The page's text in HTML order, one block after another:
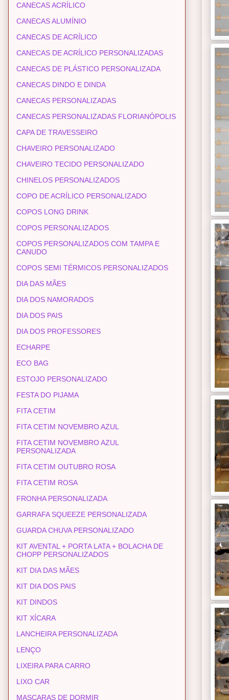
CANECAS ACRÍLICO
CANECAS ALUMÍNIO
CANECAS DE ACRÍLICO
CANECAS DE ACRÍLICO PERSONALIZADAS
CANECAS DE PLÁSTICO PERSONALIZADA
CANECAS DINDO E DINDA
CANECAS PERSONALIZADAS
CANECAS PERSONALIZADAS FLORIANÓPOLIS
CAPA DE TRAVESSEIRO
CHAVEIRO PERSONALIZADO
CHAVEIRO TECIDO PERSONALIZADO
CHINELOS PERSONALIZADOS
COPO DE ACRÍLICO PERSONALIZADO
COPOS LONG DRINK
COPOS PERSONALIZADOS
COPOS PERSONALIZADOS COM TAMPA E
CANUDO
COPOS SEMI TÉRMICOS PERSONALIZADOS
DIA DAS MÃES
DIA DOS NAMORADOS
DIA DOS PAIS
DIA DOS PROFESSORES
ECHARPE
ECO BAG
ESTOJO PERSONALIZADO
FESTA DO PIJAMA
FITA CETIM
FITA CETIM NOVEMBRO AZUL
FITA CETIM NOVEMBRO AZUL
PERSONALIZADA
FITA CETIM OUTUBRO ROSA
FITA CETIM ROSA
FRONHA PERSONALIZADA
GARRAFA SQUEEZE PERSONALIZADA
GUARDA CHUVA PERSONALIZADO
KIT AVENTAL + PORTA LATA + BOLACHA DE
CHOPP PERSONALIZADOS
KIT DIA DAS MÃES
KIT DIA DOS PAIS
KIT DINDOS
KIT XÍCARA
LANCHEIRA PERSONALIZADA
LENÇO
LIXEIRA PARA CARRO
LIXO CAR
MASCARAS DE DORMIR